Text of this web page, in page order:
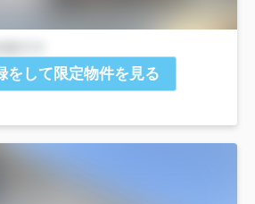
をして限定物件を見る